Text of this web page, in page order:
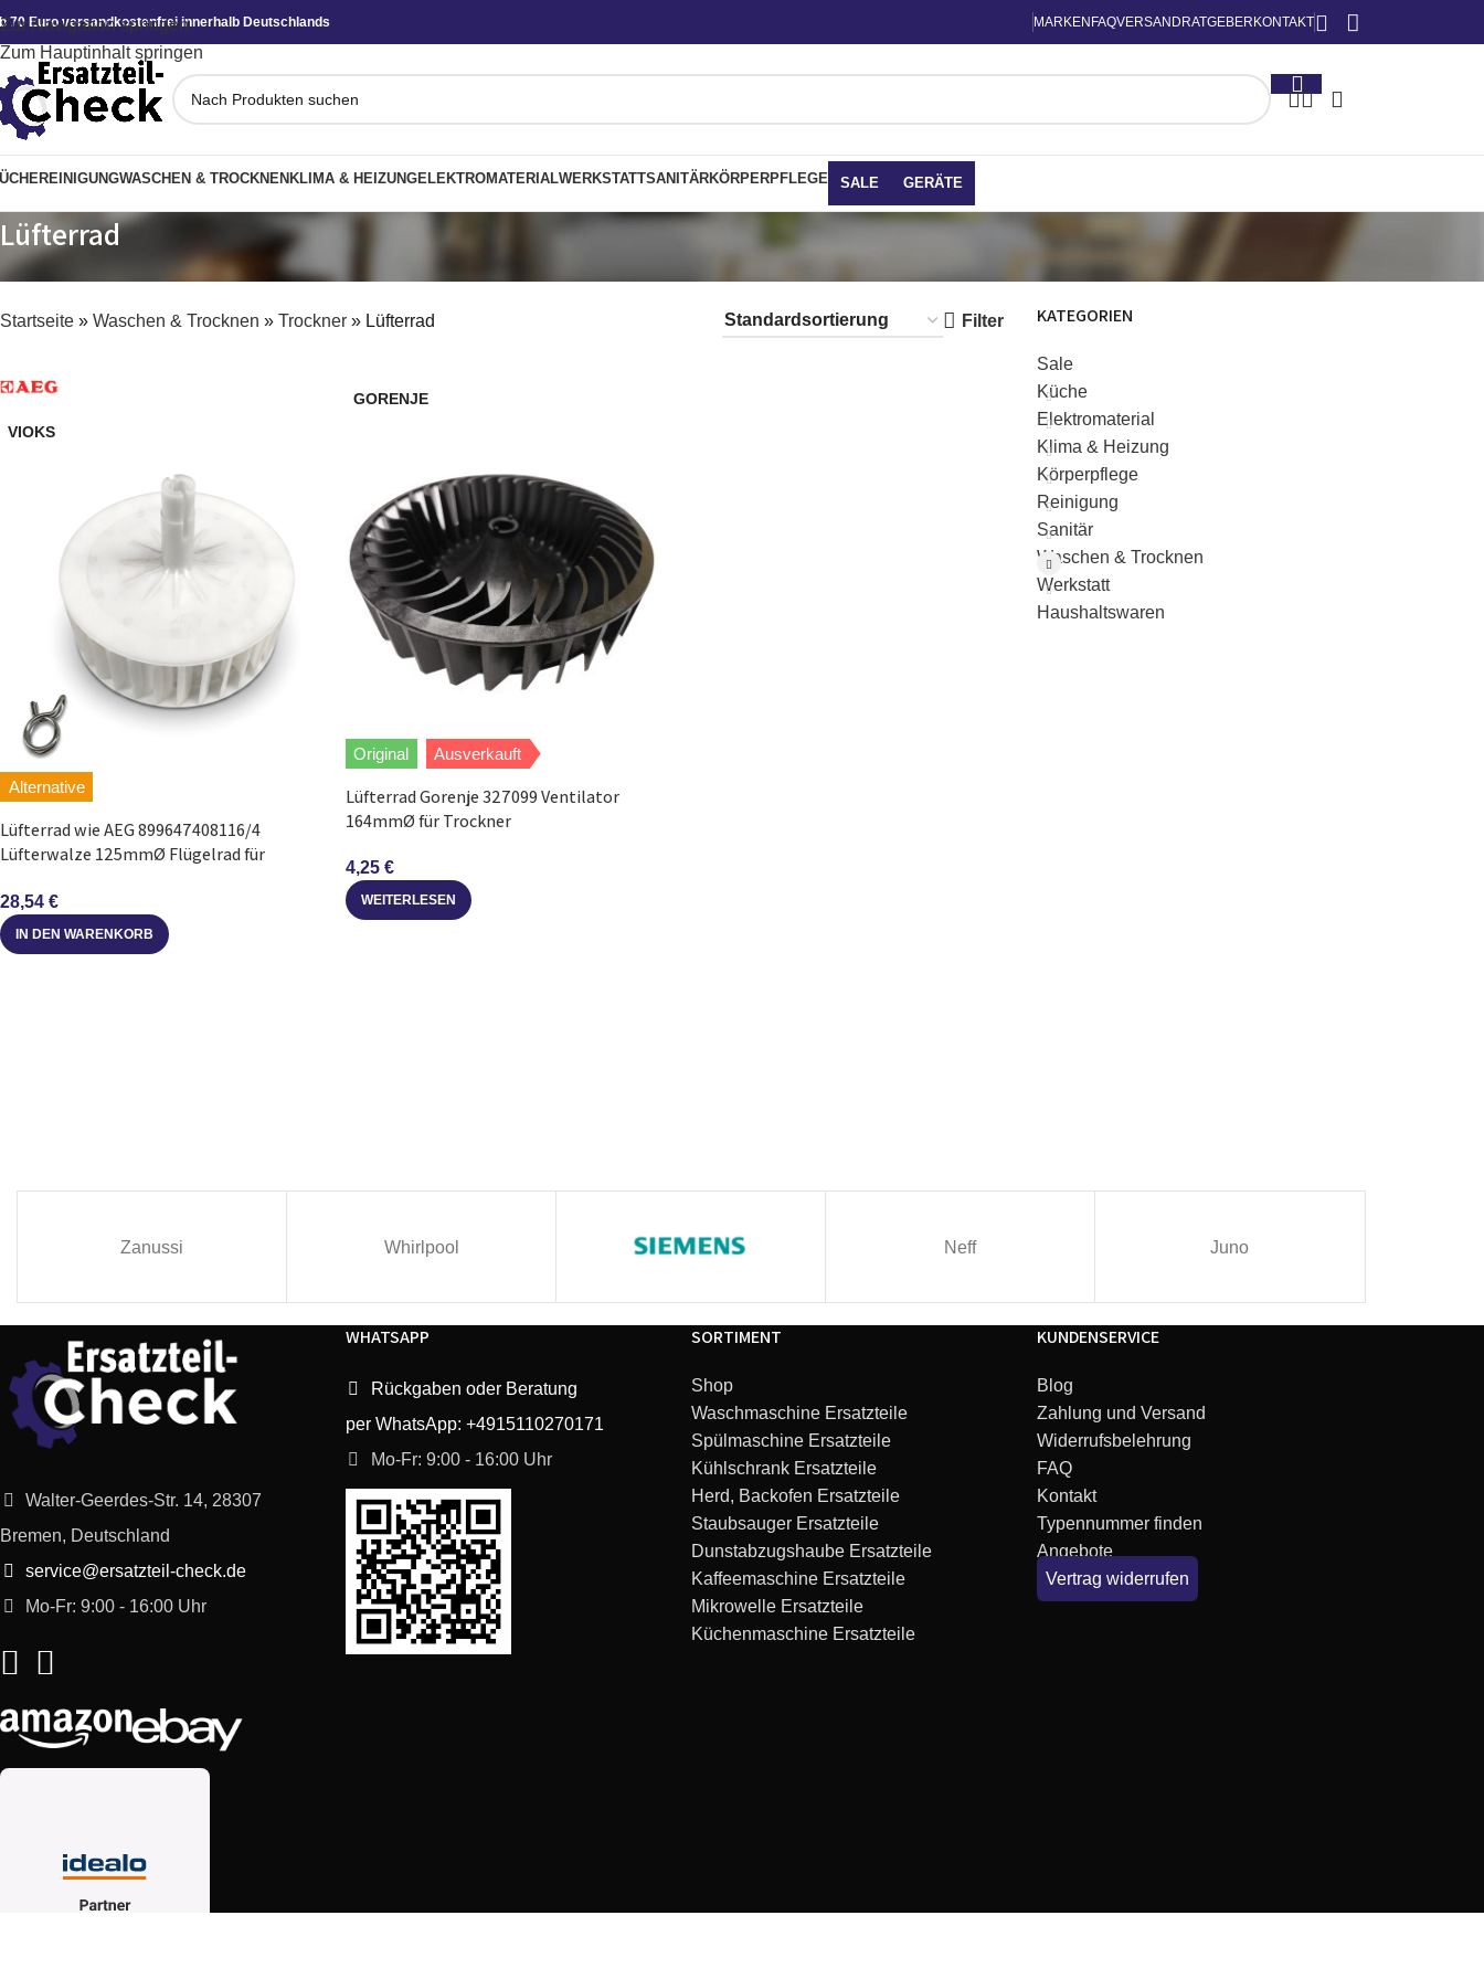
Zur Navigation springen
Zum Hauptinhalt springen
70 Euro versandkostenfrei innerhalb Deutschlands MARKEN FAQVERSAND RATGEBER KONTAKT
REINIGUNGWASCHEN & TROCKNEN KLIMA & HEIZUNGELEKTROMATERIALWERKSTATTSANITÄRKÖRPERPFLEGE SALE GERÄTE
Lüfterrad
Startseite » Waschen & Trocknen » Trockner » Lüfterrad Filter
VIOKS
Alternative
Lüfterrad wie AEG 899647408116/4
Lüfterwalze 125mmØ Flügelrad für
28,54 €
IN DEN WARENKORB
GORENJE
Original Ausverkauft
Lüfterrad Gorenje 327099 Ventilator
164mmØ für Trockner
4,25 €
WEITERLESEN
KATEGORIEN
Sale
Küche
Elektromaterial
Klima & Heizung
Körperpflege
Reinigung
Sanitär
Waschen & Trocknen
Werkstatt
Haushaltswaren
Zanussi Whirlpool Neff Juno
Walter-Geerdes-Str. 14, 28307
Bremen, Deutschland
service@ersatzteil-check.de
Mo-Fr: 9:00 - 16:00 Uhr
WHATSAPP
Rückgaben oder Beratung
per WhatsApp: +4915110270171
Mo-Fr: 9:00 - 16:00 Uhr
SORTIMENT
Shop
Waschmaschine Ersatzteile
Spülmaschine Ersatzteile
Kühlschrank Ersatzteile
Herd, Backofen Ersatzteile
Staubsauger Ersatzteile
Dunstabzugshaube Ersatzteile
Kaffeemaschine Ersatzteile
Mikrowelle Ersatzteile
Küchenmaschine Ersatzteile
KUNDENSERVICE
Blog
Zahlung und Versand
Widerrufsbelehrung
FAQ
Kontakt
Typennummer finden
Angebote
Vertrag widerrufen